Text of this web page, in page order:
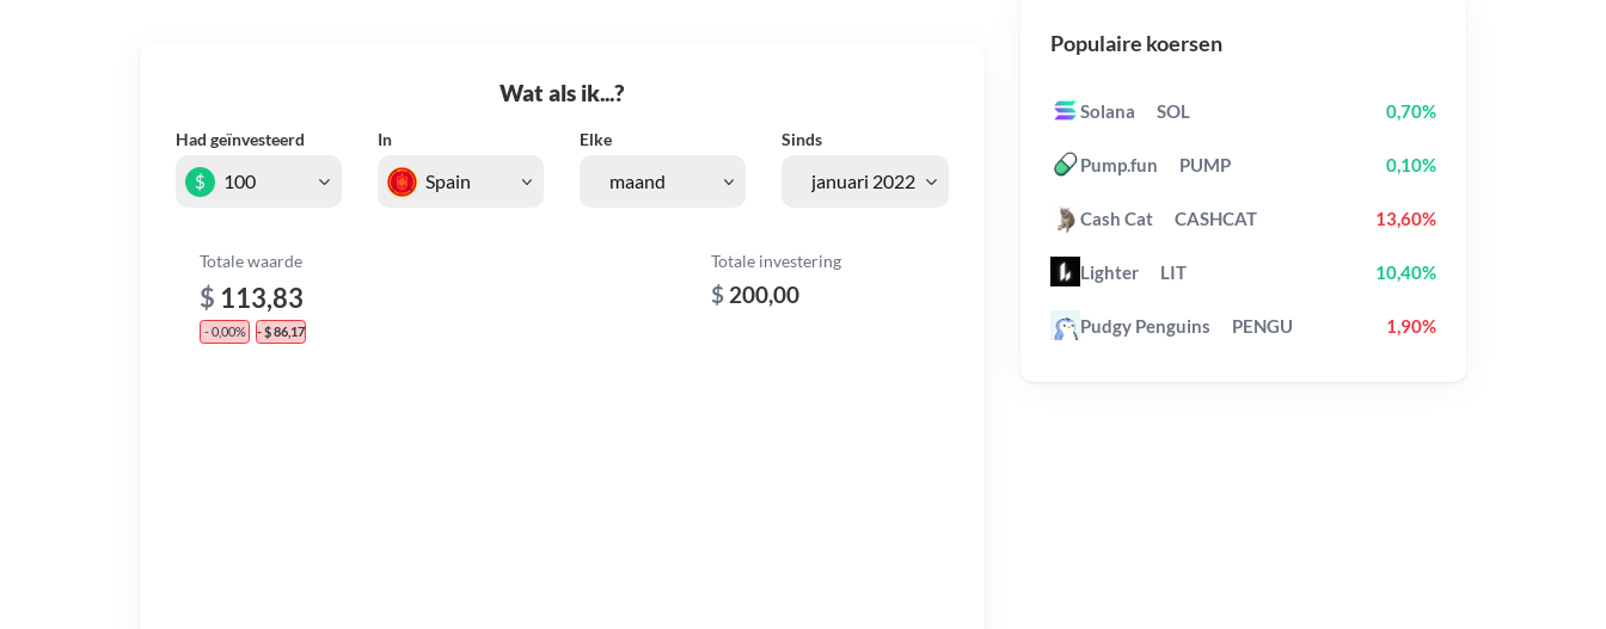
Wat als ik...?
Had geïnvesteerd In Elke Sinds
$
Totale waarde
$ 113,83
- 0,00% - $ 86,17
Totale investering
$ 200,00
Populaire koersen
Solana SOL 0,70%
Pump.fun PUMP 0,10%
Cash Cat CASHCAT 13,60%
Lighter LIT 10,40%
Pudgy Penguins PENGU 1,90%